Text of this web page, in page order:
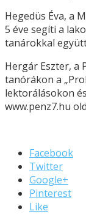
Hegedüs Éva, a
5 éve segíti a
tanárokkal
Hergár Eszter, a
tanórákon a
lektorálásokon
www.penz7.hu
Facebook
Twitter
Google+
Pinterest
Like